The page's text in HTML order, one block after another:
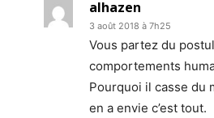
alhazen
3 août 2018 à 7h25
Vous partez du
comportements
Pourquoi il casse du
en a envie c’est tout.